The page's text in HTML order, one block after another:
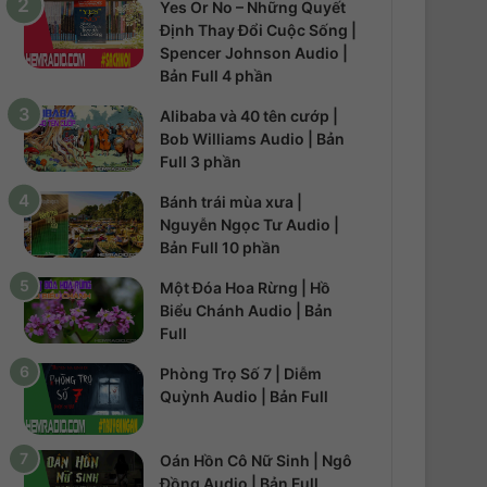
Yes Or No – Những Quyết
Định Thay Đổi Cuộc Sống |
Spencer Johnson Audio |
Bản Full 4 phần
Alibaba và 40 tên cướp |
Bob Williams Audio | Bản
Full 3 phần
Bánh trái mùa xưa |
Nguyễn Ngọc Tư Audio |
Bản Full 10 phần
Một Đóa Hoa Rừng | Hồ
Biểu Chánh Audio | Bản
Full
Phòng Trọ Số 7 | Diễm
Quỳnh Audio | Bản Full
Oán Hồn Cô Nữ Sinh | Ngô